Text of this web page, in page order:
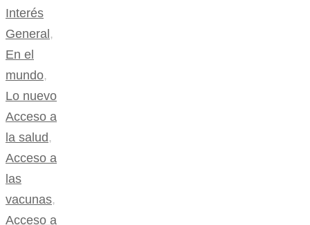
Interés
General,
En el
mundo,
Lo nuevo
Acceso a
la salud,
Acceso a
las
vacunas,
Acceso a